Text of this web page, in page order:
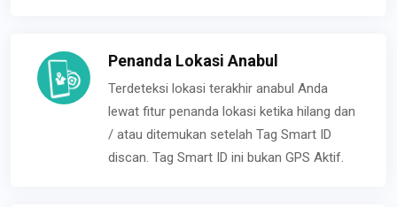
Penanda Lokasi Anabul
Terdeteksi lokasi terakhir anabul Anda
lewat fitur penanda lokasi ketika hilang dan
/ atau ditemukan setelah Tag Smart ID
discan. Tag Smart ID ini bukan GPS Aktif.